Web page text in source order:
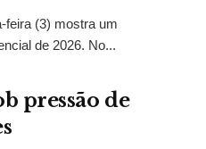
feira (3) mostra um
de 2026. No...
pressão de